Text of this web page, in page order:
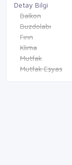
Detay Bilgi
Balkon
Buzdolabı
Fırın
Klima
Mutfak
Mutfak Eşyas